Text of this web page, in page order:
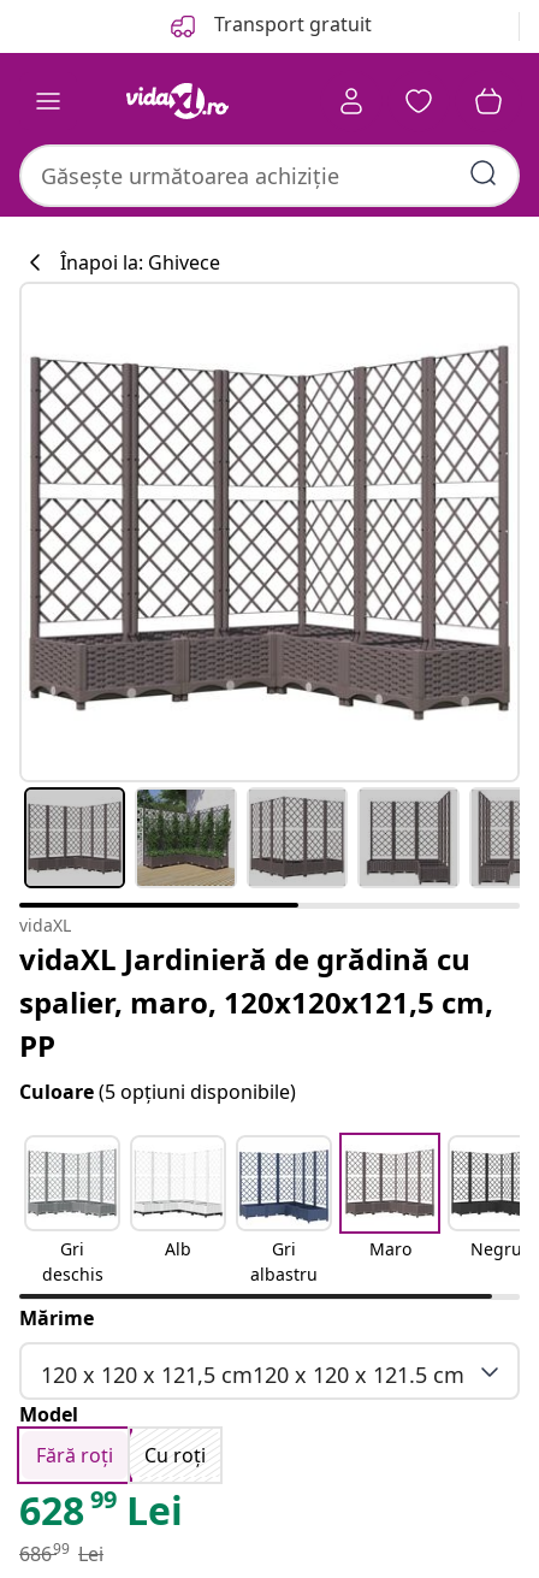
Transport gratuit
Înapoi la: Ghivece
vidaXL
vidaXL Jardinieră de grădină cu
spalier, maro, 120x120x121,5 cm,
PP
Culoare(5 opțiuni disponibile)
Gri
deschis
Alb
Gri
albastru
Maro Negru
Mărime
120 x 120 x 121,5 cm120 x 120 x 121.5 cm
Model
Fără roți
Cu roți
62899 Lei
68699 Lei